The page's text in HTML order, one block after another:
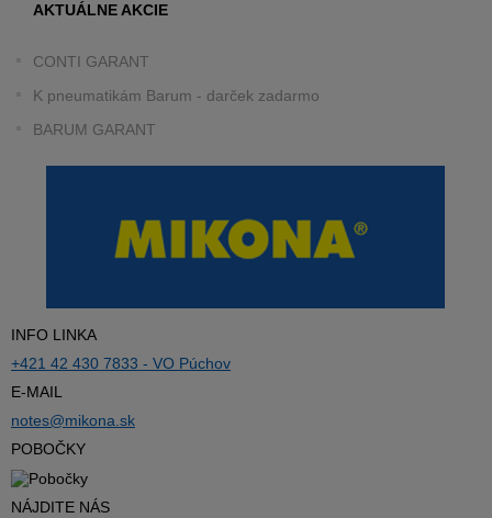
AKTUÁLNE AKCIE
CONTI GARANT
K pneumatikám Barum - darček zadarmo
BARUM GARANT
INFO LINKA
+421 42 430 7833 - VO Púchov
E-MAIL
notes@mikona.sk
POBOČKY
NÁJDITE NÁS